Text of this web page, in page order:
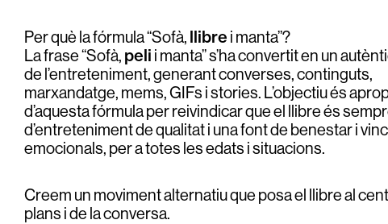
Per què la fórmula “Sofà, llibre i manta”?
La frase “Sofà, peli i manta” s’ha convertit en un
de l’entreteniment, generant converses, continguts,
marxandatge, mems, GIFs i stories. L’objectiu és
d’aquesta fórmula per reivindicar que el llibre és
d’entreteniment de qualitat i una font de benestar i
emocionals, per a totes les edats i situacions.
Creem un moviment alternatiu que posa el llibre al
plans i de la conversa.